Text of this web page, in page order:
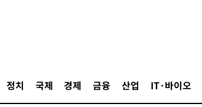
정치 국제 경제 금융 산업 IT·바이오
대통령 취임 하루만에 차량폭탄 폭발 사건
드리드 7번' 이강인, 맨시티 상대로 비공식 데뷔전